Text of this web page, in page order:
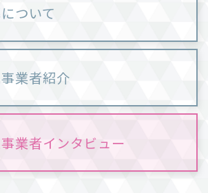
ついて
業者紹介
業者インタビュー